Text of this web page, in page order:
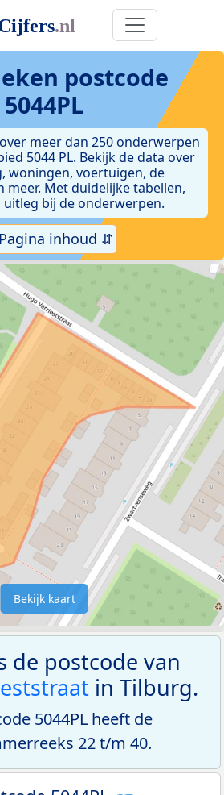
postcode
5044PL
meer dan 250 onderwerpen
5044 PL. Bekijk de data over
woningen, voertuigen, de
meer. Met duidelijke tabellen,
uitleg bij de onderwerpen.
Pagina inhoud ⇵
Bekijk kaart
de postcode van
in Tilburg.
5044PL heeft de
22 t/m 40.